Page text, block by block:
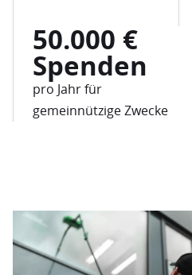
pro Jahr für
gemeinnützige Zwecke
50.000 €
Spenden